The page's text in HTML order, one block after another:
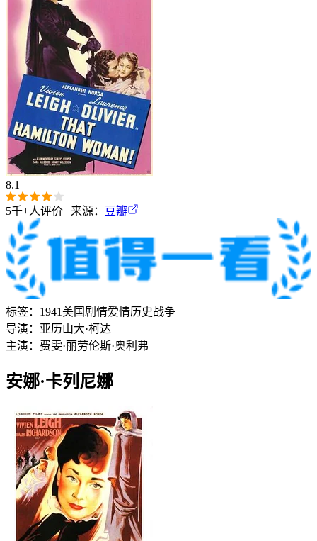
8.1
5千+人评价 | 来源： 豆瓣
标签： 1941美国 剧情爱情历史战争
导演： 亚历山大·柯达
主演： 费雯·丽劳伦斯·奥利弗
安娜·卡列尼娜